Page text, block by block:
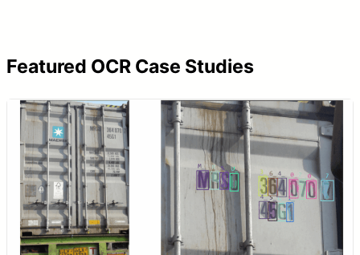
V
i
d
e
o
Featured OCR Case Studies